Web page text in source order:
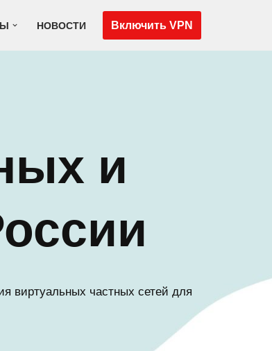
НОВОСТИ Включить VPN
и
виртуальных частных сетей для